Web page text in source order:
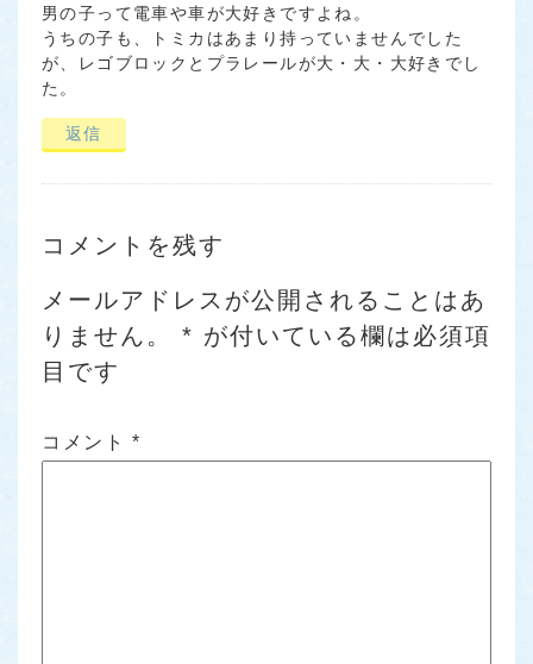
男の子って電車や車が大好きですよね。
うちの子も、トミカはあまり持っていませんでした
が、レゴブロックとプラレールが大・大・大好きでし
た。
返信
コメントを残す
メールアドレスが公開されることはあ
りません。
* が付いている欄は必須項
目です
コメント *